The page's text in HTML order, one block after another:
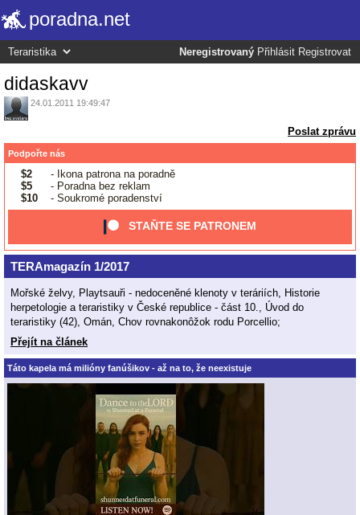
poradna.net
Neregistrovaný Přihlásit Registrovat
didaskavv
24.01.2011 19:49:47
Poslat zprávu
Podpořte nás
$2
- Ikona patrona na poradně
$5
- Poradna bez reklam
$10
- Soukromé poradenství
STAŇTE SE PATRONEM
TERAmagazín 1/2017
Mořské želvy, Playtsauři - nedoceněné klenoty v teráriích, Historie
herpetologie a teraristiky v České republice - část 10., Úvod do
teraristiky (42), Omán, Chov rovnakonôžok rodu Porcellio;
Přejít na článek
Táto kapela má milióny fanúšikov - až na to, že neexistuje